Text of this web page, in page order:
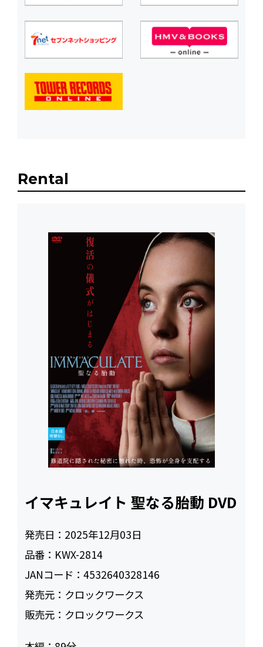
Rental
イマキュレイト 聖なる胎動 DVD
発売日： 2025年12月03日
品番： KWX-2814
JANコード：4532640328146
発売元： クロックワークス
販売元： クロックワークス